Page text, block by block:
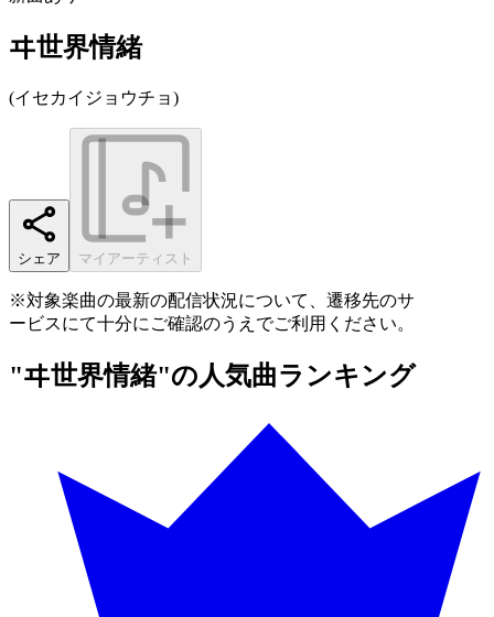
ヰ世界情緒
(イセカイジョウチョ)
シェア マイアーティスト
※対象楽曲の最新の配信状況について、遷移先のサ
ービスにて十分にご確認のうえでご利用ください。
"ヰ世界情緒"の人気曲ランキング